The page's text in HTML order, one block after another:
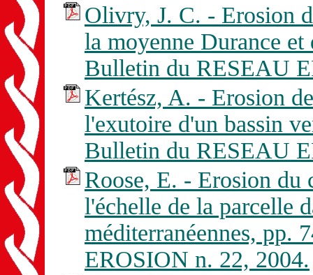
Olivry, J. C. - Erosion
la moyenne Durance
Bulletin du RESEAU
Kertész, A. - Erosion
l'exutoire d'un bassin
Bulletin du RESEAU
Roose, E. - Erosion du
l'échelle de la parcelle
méditerranéennes, pp.
EROSION n. 22, 2004.